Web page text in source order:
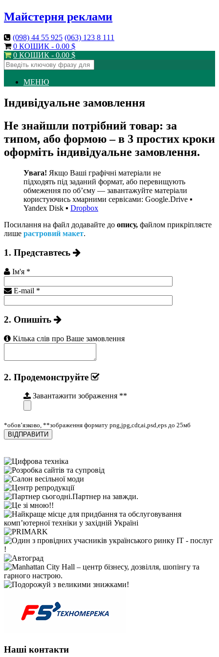
Майстерня реклами
(098) 44 55 925 (063) 123 8 111
0 КОШИК - 0.00 $
0 КОШИК - 0.00 $
МЕНЮ
Індивідуальне замовлення
Не знайшли потрібний товар: за
типом, або формою – в 3 простих кроки
оформіть індивідуальне замовлення.
Увага! Якщо Ваші графічні матеріали не
підходять під заданий формат, або перевищують
обмеження по об’єму — завантажуйте матеріали
користуючись хмарними сервісами: Google.Drive ▪
Yandex Disk ▪ Dropbox
Посилання на файл додавайте до опису, файлом прикріпляєте
лише растровий макет.
1. Представтесь
Ім'я *
E-mail *
2. Опишіть
Кілька слів про Ваше замовлення
2. Продемонструйте
Завантажити зображення **
*обов’язково, **зображення формату png,jpg,cdr,ai,psd,eps до 25мб
Наші контакти